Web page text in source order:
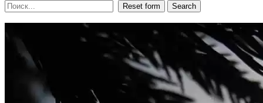
Reset form Search